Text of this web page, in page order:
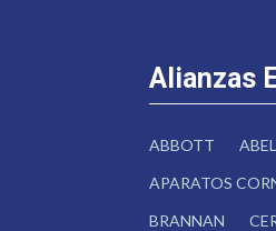
Alianzas
ABBOTT
APARATOS
BRANNAN